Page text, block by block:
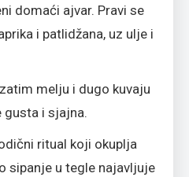
domaći ajvar. Pravi se
i patlidžana, uz ulje i
melju i dugo kuvaju
gusta i sjajna.
ritual koji okuplja
sipanje u tegle najavljuje